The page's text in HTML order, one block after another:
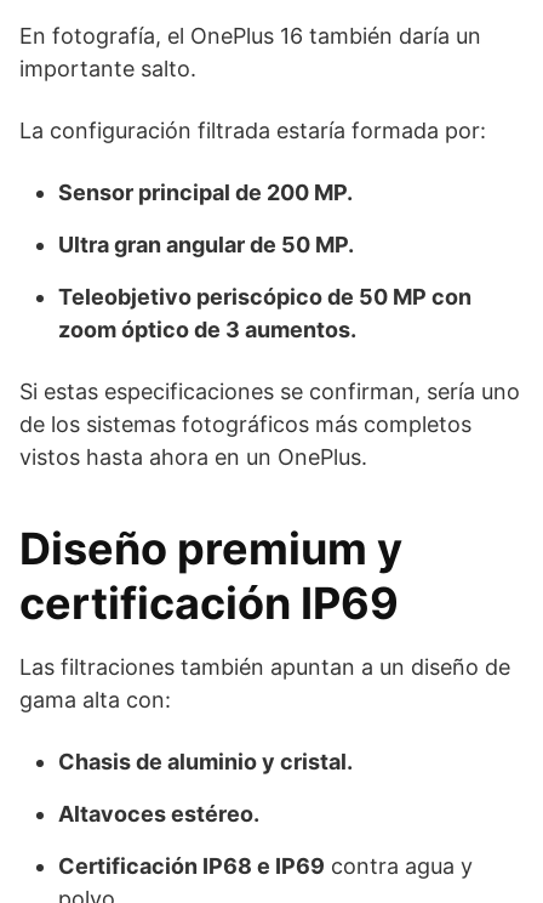
En fotografía, el OnePlus 16 también daría un
importante salto.
La configuración filtrada estaría formada por:
Sensor principal de 200 MP.
Ultra gran angular de 50 MP.
Teleobjetivo periscópico de 50 MP con
zoom óptico de 3 aumentos.
Si estas especificaciones se confirman, sería uno
de los sistemas fotográficos más completos
vistos hasta ahora en un OnePlus.
Diseño premium y
certificación IP69
Las filtraciones también apuntan a un diseño de
gama alta con:
Chasis de aluminio y cristal.
Altavoces estéreo.
Certificación IP68 e IP69 contra agua y